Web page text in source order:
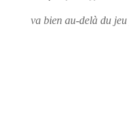
va bien au-delà du